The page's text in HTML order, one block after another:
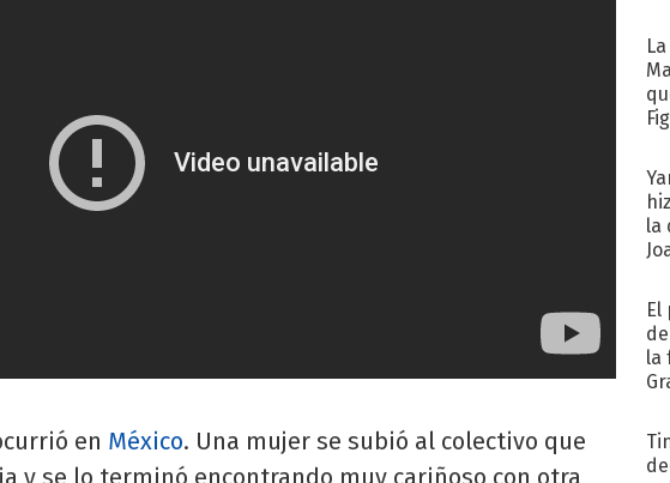
en México. Una mujer se subió al colectivo que
y se lo terminó encontrando muy cariñoso con otra
la
la